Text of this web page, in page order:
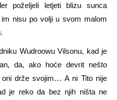
poželjeli letjeti blizu sunca
nisu po volji u svom malom
Wudroowu Vilsonu, kad je
da, ako hoće devrit nešto
drže svojim… A ni Tito nije
je reko da bez njih ništa ne